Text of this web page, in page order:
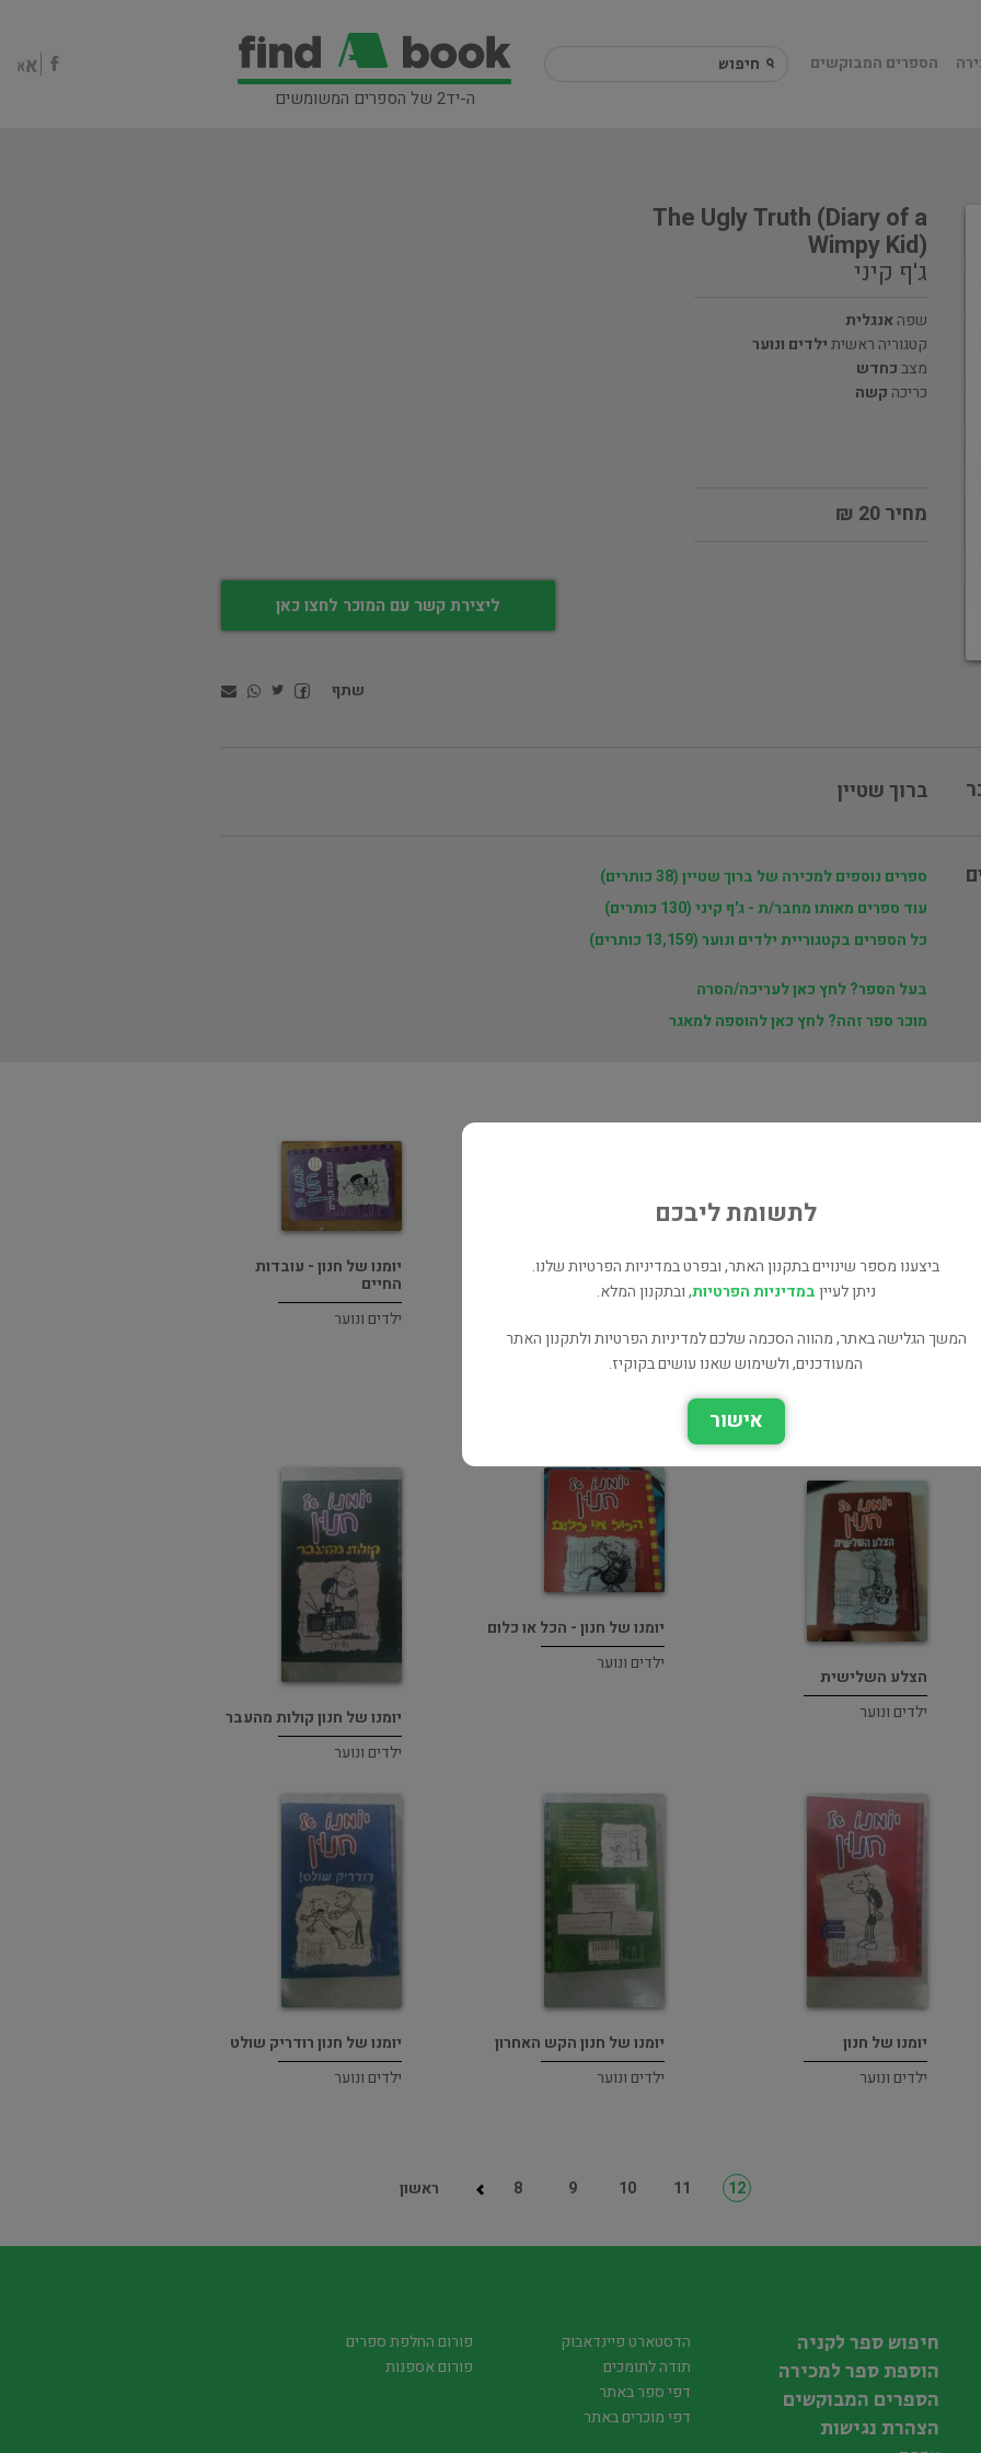
ה-יד2 של הספרים המשומשים
הספרים המבוקשים
The Ugly Truth (Diary of a
Wimpy Kid)
ג'ף קיני
שפהאנגלית
קטגוריה ראשיתילדים ונוער
מצבכחדש
כריכה קשה
מחיר 20 ₪
ליצירת קשר עם המוכר לחצו כאן
שתף
ברוך שטיין
ספרים נוספים למכירה של ברוך שטיין (38 כותרים)
עוד ספרים מאותו מחבר/ת - ג'ף קיני (130 כותרים)
כל הספרים בקטגוריית ילדים ונוער (13,159 כותרים)
בעל הספר? לחץ כאן לעריכה/הסרה
מוכר ספר זהה? לחץ כאן להוספה למאגר
יומנו של חנון הקש האחרון
יומנו של חנון - עובדות
החיים
ילדים ונוער
הצלע השלישית
ילדים ונוער
יומנו של חנון - הכל או כלום
ילדים ונוער
יומנו של חנון קולות מהעבר
ילדים ונוער
יומנו של חנון
ילדים ונוער
יומנו של חנון הקש האחרון
ילדים ונוער
יומנו של חנון רודריק שולט
ילדים ונוער
ראשון 8 9 10 11 12
לתשומת ליבכם
ביצענו מספר שינויים בתקנון האתר, ובפרט במדיניות הפרטיות שלנו.
ניתן לעייןבמדיניות הפרטיות, ובתקנון המלא.
המשך הגלישה באתר, מהווה הסכמה שלכם למדיניות הפרטיות ולתקנון האתר
המעודכנים, ולשימוש שאנו עושים בקוקיז.
אישור
חיפוש ספר לקניה
הוספת ספר למכירה
הספרים המבוקשים
הצהרת נגישות
הדסטארט פיינדאבוק
תודה לתומכים
דפי ספר באתר
דפי מוכרים באתר
פורום החלפת ספרים
פורום אספנות